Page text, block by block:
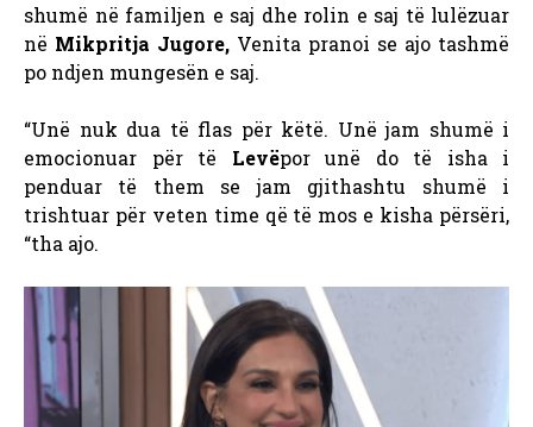
shumë në familjen e saj dhe rolin e saj të lulëzuar
në Mikpritja Jugore, Venita pranoi se ajo tashmë
po ndjen mungesën e saj.
“Unë nuk dua të flas për këtë. Unë jam shumë i
emocionuar për të Levëpor unë do të isha i
penduar të them se jam gjithashtu shumë i
trishtuar për veten time që të mos e kisha përsëri,
“tha ajo.